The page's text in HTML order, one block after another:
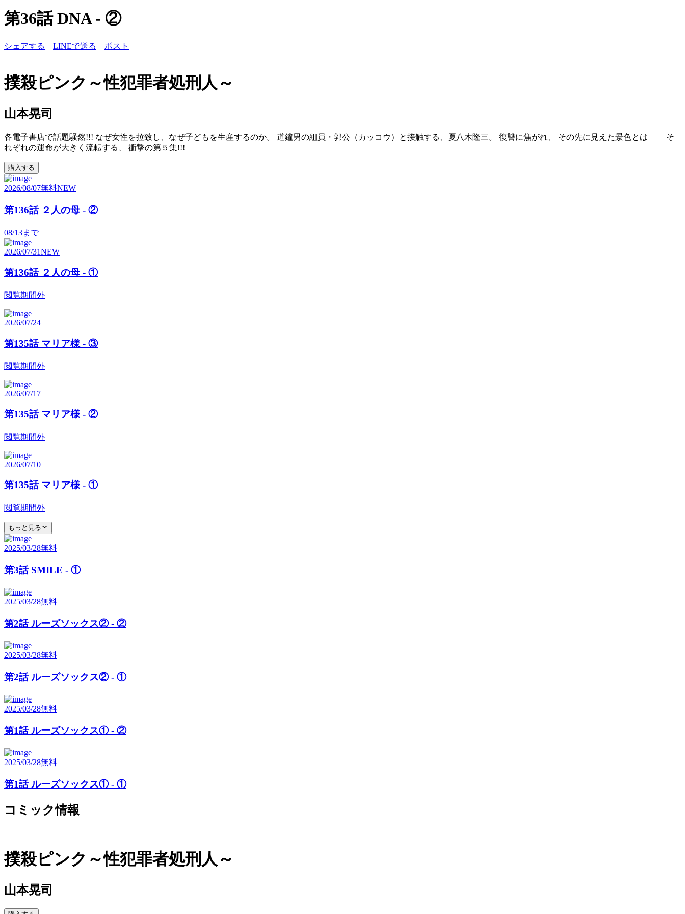
第36話 DNA - ②
シェアする LINEで送る ポスト
撲殺ピンク～性犯罪者処刑人～
山本晃司
各電子書店で話題騒然!!! なぜ女性を拉致し、なぜ子どもを生産するのか。 道鐘男の組員・郭公（カッコウ）と接触する、夏八木隆三。 復讐に焦がれ、 その先に見えた景色とは―― そ
れぞれの運命が大きく流転する、 衝撃の第５集!!!
購入する
2026/08/07無料NEW
第136話 ２人の母 - ②
08/13まで
2026/07/31NEW
第136話 ２人の母 - ①
閲覧期間外
2026/07/24
第135話 マリア様 - ③
閲覧期間外
2026/07/17
第135話 マリア様 - ②
閲覧期間外
2026/07/10
第135話 マリア様 - ①
閲覧期間外
もっと見る
2025/03/28無料
第3話 SMILE - ①
2025/03/28無料
第2話 ルーズソックス② - ②
2025/03/28無料
第2話 ルーズソックス② - ①
2025/03/28無料
第1話 ルーズソックス① - ②
2025/03/28無料
第1話 ルーズソックス① - ①
コミック情報
撲殺ピンク～性犯罪者処刑人～
山本晃司